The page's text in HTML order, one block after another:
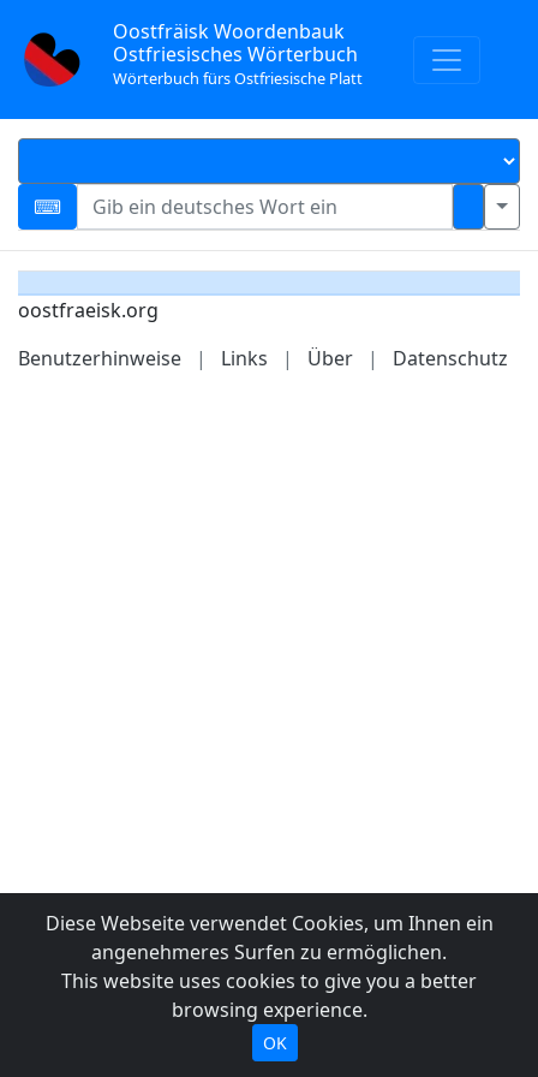
Oostfräisk Woordenbauk
Ostfriesisches Wörterbuch
Wörterbuch fürs Ostfriesische Platt
oostfraeisk.org
Benutzerhinweise
| Links | Über | Datenschutz
Diese Webseite verwendet Cookies, um Ihnen ein
angenehmeres Surfen zu ermöglichen.
This website uses cookies to give you a better
browsing experience.
OK